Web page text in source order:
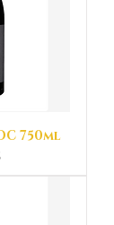
750ml